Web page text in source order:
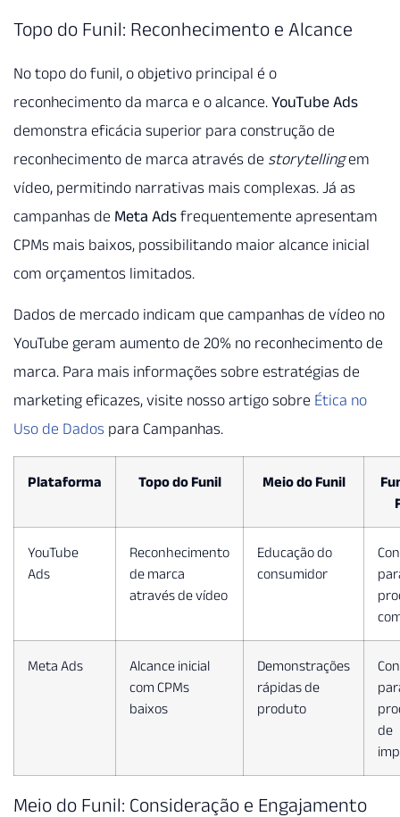
Topo do Funil: Reconhecimento e Alcance
No topo do funil, o objetivo principal é o
reconhecimento da marca e o alcance. YouTube Ads
demonstra eficácia superior para construção de
reconhecimento de marca através de storytellingem
vídeo, permitindo narrativas mais complexas. Já as
campanhas de Meta Ads frequentemente apresentam
CPMs mais baixos, possibilitando maior alcance inicial
com orçamentos limitados.
Dados de mercado indicam que campanhas de vídeo no
YouTube geram aumento de 20% no reconhecimento de
marca. Para mais informações sobre estratégias de
marketing eficazes, visite nosso artigo sobre Ética no
Uso de Dados para Campanhas.
Plataforma Topo do Funil Meio do Funil
YouTube
Ads
Reconhecimento
de marca
através de vídeo
Educação do
consumidor
Meta Ads
Alcance inicial
com CPMs
baixos
Demonstrações
rápidas de
produto
de
Meio do Funil: Consideração e Engajamento